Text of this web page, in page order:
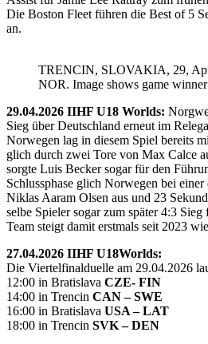
Die Boston Fleet führen die Best of 5
an.
TRENCIN, SLOVAKIA, 29,
NOR. Image shows game
29.04.2026 IIHF U18 Worlds:
Sieg über Deutschland erneut im
Norwegen lag in diesem Spiel bereits
glich durch zwei Tore von Max Calce
sorgte Luis Becker sogar für den
Schlussphase glich Norwegen bei
Niklas Aaram Olsen aus und 23
selbe Spieler sogar zum später 4:3
Team steigt damit erstmals seit 2023
27.04.2026 IIHF U18Worlds:
Die Viertelfinalduelle am 29.04.2026
12:00 in Bratislava CZE- FIN
14:00 in Trencin CAN – SWE
16:00 in Bratislava USA – LAT
18:00 in Trencin SVK – DEN